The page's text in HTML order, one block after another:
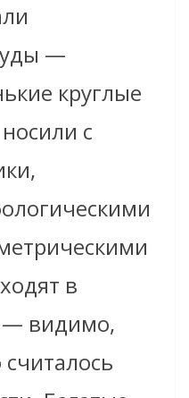
—
круглые
с
в
— видимо,